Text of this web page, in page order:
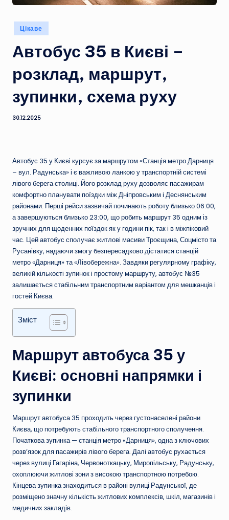
Опубліковано
у
Цікаве
Автобус 35 в Києві –
розклад, маршрут,
зупинки, схема руху
30.12.2025
Автобус 35 у Києві курсує за маршрутом «Станція метро Дарниця
– вул. Радунська» і є важливою ланкою у транспортній системі
лівого берега столиці. Його розклад руху дозволяє пасажирам
комфортно планувати поїздки між Дніпровським і Деснянським
районами. Перші рейси зазвичай починають роботу близько 06:00,
а завершуються близько 23:00, що робить маршрут 35 одним із
зручних для щоденних поїздок як у години пік, так і в міжпіковий
час. Цей автобус сполучає житлові масиви Троєщина, Соцмісто та
Русанівку, надаючи змогу безпересадково дістатися станцій
метро «Дарниця» та «Лівобережна». Завдяки регулярному графіку,
великій кількості зупинок і простому маршруту, автобус №35
залишається стабільним транспортним варіантом для мешканців і
гостей Києва.
Зміст
Маршрут автобуса 35 у
Києві: основні напрямки і
зупинки
Маршрут автобуса 35 проходить через густонаселені райони
Києва, що потребують стабільного транспортного сполучення.
Початкова зупинка — станція метро «Дарниця», одна з ключових
розв’язок для пасажирів лівого берега. Далі автобус рухається
через вулиці Гагаріна, Червоноткацьку, Миропільську, Радунську,
охоплюючи житлові зони з високою транспортною потребою.
Кінцева зупинка знаходиться в районі вулиці Радунської, де
розміщено значну кількість житлових комплексів, шкіл, магазинів і
медичних закладів.